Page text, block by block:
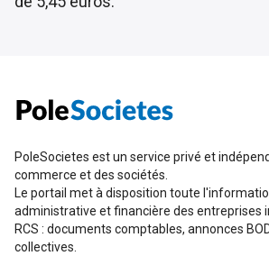
PoleSocietes est un service privé et
commerce et des sociétés.
Le portail met à disposition toute
administrative et financière des entreprises
RCS : documents comptables, annonces
collectives.